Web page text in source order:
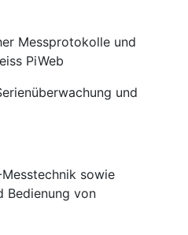
Messprotokolle und
PiWeb
und
sowie
Bedienung von